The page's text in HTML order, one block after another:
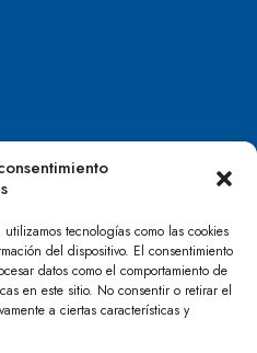
tecnologías como las cookies
del dispositivo. El consentimiento
datos como el comportamiento de
en este sitio. No consentir o retirar el
a ciertas características y
394 601